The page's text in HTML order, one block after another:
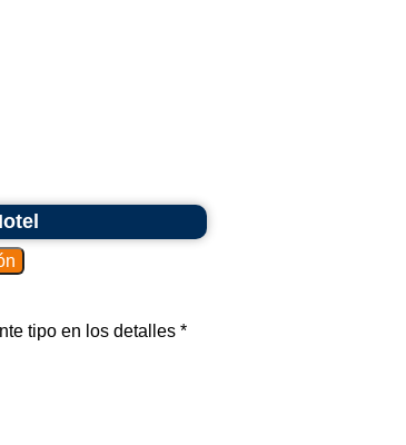
tipo en los detalles *